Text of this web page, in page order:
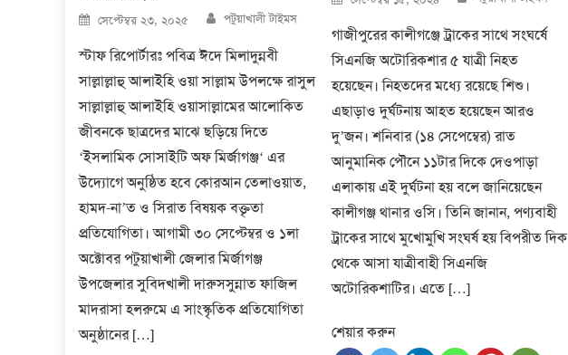
Posted
on
সেপ্টেম্বর ২৩, ২০২৫ Author
পটুয়াখালী টাইমস
স্টাফ রিপোর্টারঃ পবিত্র ঈদে মিলাদুন্নবী
সাল্লাল্লাহু আলাইহি ওয়া সাল্লাম উপলক্ষে রাসুল
সাল্লাল্লাহু আলাইহি ওয়াসাল্লামের আলোকিত
জীবনকে ছাত্রদের মাঝে ছড়িয়ে দিতে
‘ইসলামিক সোসাইটি অফ মির্জাগঞ্জ‘ এর
উদ্যোগে অনুষ্ঠিত হবে কোরআন তেলাওয়াত,
হামদ-না’ত ও সিরাত বিষয়ক বক্তৃতা
প্রতিযোগিতা। আগামী ৩০ সেপ্টেম্বর ও ১লা
অক্টোবর পটুয়াখালী জেলার মির্জাগঞ্জ
উপজেলার সুবিদখালী দারুসসুন্নাত ফাজিল
মাদরাসা হলরুমে এ সাংস্কৃতিক প্রতিযোগিতা
অনুষ্ঠানের […]
on
গাজীপুরের কালীগঞ্জে ট্রাকের সাথে সংঘর্ষে
সিএনজি অটোরিকশার ৫ যাত্রী নিহত
হয়েছেন। নিহতদের মধ্যে রয়েছে শিশু।
এছাড়াও দুর্ঘটনায় আহত হয়েছেন আরও
দু’জন। শনিবার (১৪ সেপেম্বের) রাত
আনুমানিক পৌনে ১১টার দিকে দেওপাড়া
এলাকায় এই দুর্ঘটনা হয় বলে জানিয়েছেন
কালীগঞ্জ থানার ওসি। তিনি জানান, পণ্যবাহী
ট্রাকের সাথে মুখোমুখি সংঘর্ষ হয় বিপরীত দিক
থেকে আসা যাত্রীবাহী সিএনজি
অটোরিকশাটির। এতে […]
শেয়ার করুন